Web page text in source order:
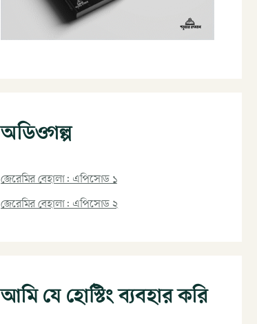
অডিওগল্প
জেরেমির বেহালা: এপিসোড ১
জেরেমির বেহালা: এপিসোড ২
আমি যে হোস্টিং ব্যবহার করি